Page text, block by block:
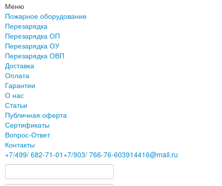
Меню
Пожарное оборудование
Перезарядка
Перезарядка ОП
Перезарядка ОУ
Перезарядка ОВП
Доставка
Оплата
Гарантии
О нас
Статьи
Публичная оферта
Сертификаты
Вопрос-Ответ
Контакты
+7/499/ 682-71-01 +7/903/ 766-76-603914416@mail.ru